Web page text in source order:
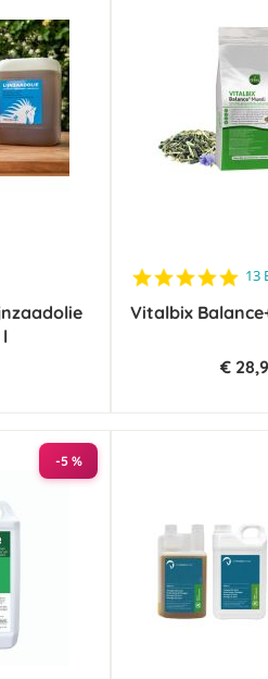
l
4.9
13
Vitalbix
€
-5 %